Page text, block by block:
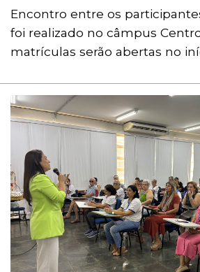
Encontro entre os
foi realizado no câmpus
matrículas serão abertas no